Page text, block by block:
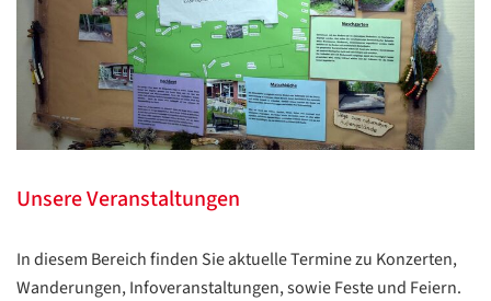
Unsere Veranstaltungen
In diesem Bereich finden Sie aktuelle Termine zu Konzerten,
Wanderungen, Infoveranstaltungen, sowie Feste und Feiern.